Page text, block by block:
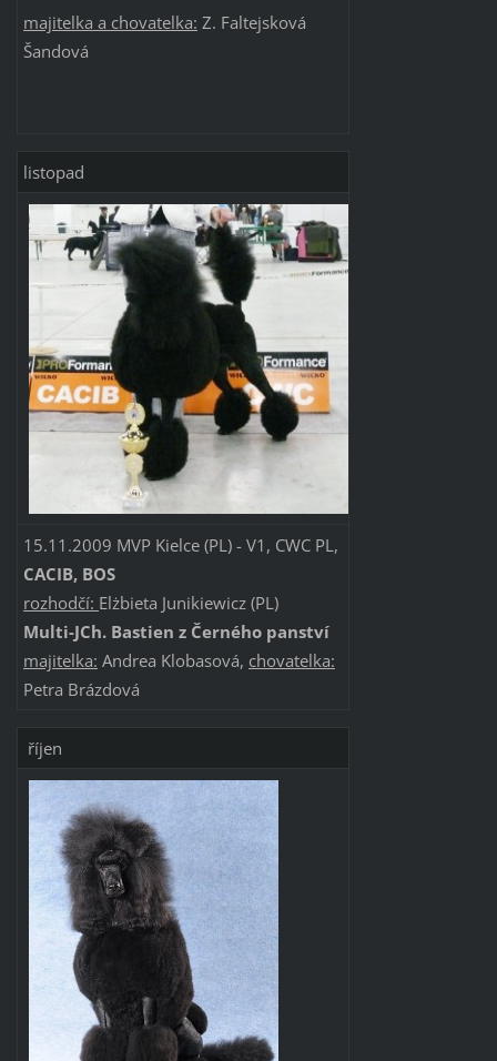
majitelka a chovatelka: Z. Faltejsková
Šandová
listopad
15.11.2009 MVP Kielce (PL) - V1, CWC PL,
CACIB, BOS
rozhodčí: Elżbieta Junikiewicz (PL)
Multi-JCh. Bastien z Černého panství
majitelka: Andrea Klobasová, chovatelka:
Petra Brázdová
říjen